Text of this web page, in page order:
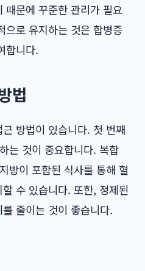
때문에 꾸준한 관리가 필요
으로 유지하는 것은 합병증
합니다.
법
방법이 있습니다. 첫 번째
는 것이 중요합니다. 복합
방이 포함된 식사를 통해 혈
수 있습니다. 또한, 정제된
줄이는 것이 좋습니다.